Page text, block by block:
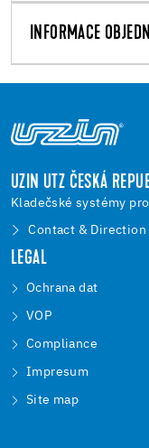
INFORMACE
UZIN UTZ ČESKÁ
Kladečské systémy
Contact & Direction
LEGAL
Ochrana dat
VOP
Compliance
Impresum
Site map